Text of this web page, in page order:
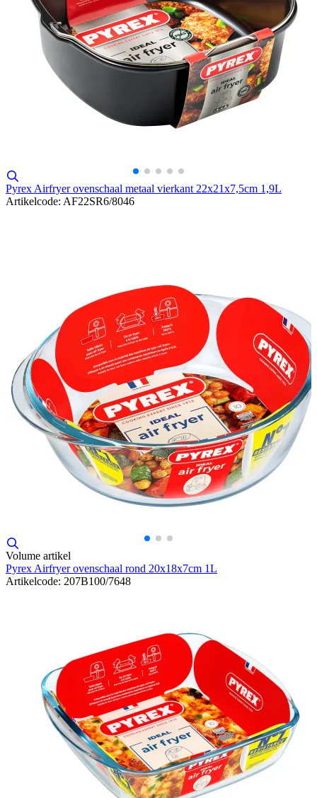
Pyrex Airfryer ovenschaal metaal vierkant 22x21x7,5cm 1,9L
Artikelcode: AF22SR6/8046
Volume artikel
Pyrex Airfryer ovenschaal rond 20x18x7cm 1L
Artikelcode: 207B100/7648